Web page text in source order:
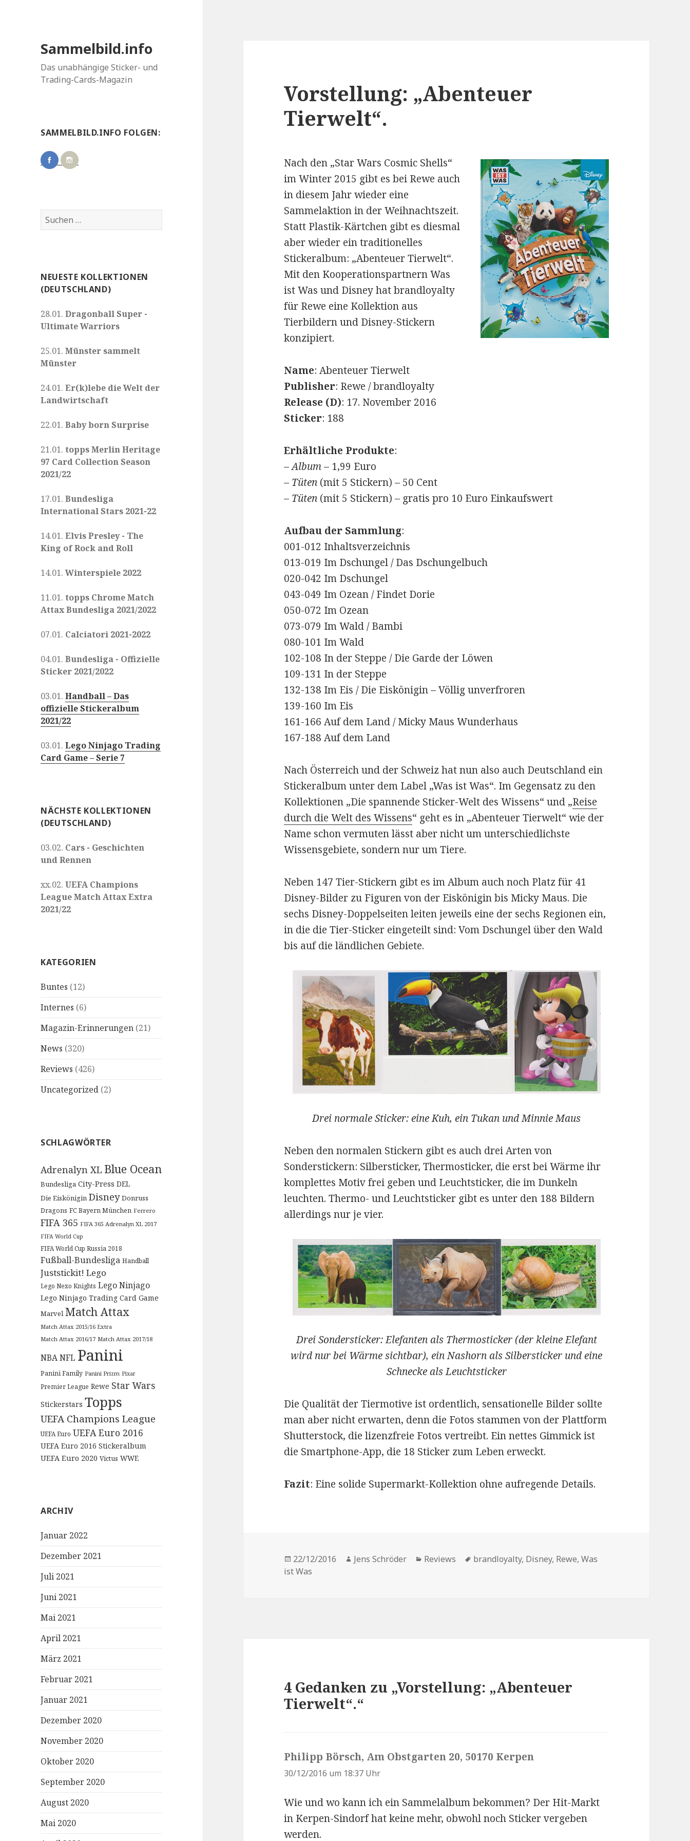
Sammelbild.info
Das unabhängige Sticker- und
Trading-Cards-Magazin
SAMMELBILD.INFO FOLGEN:
Suchen
nach:
NEUESTE KOLLEKTIONEN
(DEUTSCHLAND)
28.01.Dragonball Super -
Ultimate Warriors
25.01.Münster sammelt
Münster
24.01.Er(k)lebe die Welt der
Landwirtschaft
22.01.Baby born Surprise
21.01.topps Merlin Heritage
97 Card Collection Season
2021/22
17.01.Bundesliga
International Stars 2021-22
14.01.Elvis Presley - The
King of Rock and Roll
14.01.Winterspiele 2022
11.01.topps Chrome Match
Attax Bundesliga 2021/2022
07.01. Calciatori 2021-2022
04.01.Bundesliga - Offizielle
Sticker 2021/2022
03.01.Handball – Das
offizielle Stickeralbum
2021/22
03.01.Lego Ninjago Trading
Card Game – Serie 7
NÄCHSTE KOLLEKTIONEN
(DEUTSCHLAND)
03.02. Cars - Geschichten
und Rennen
xx.02.UEFA Champions
League Match Attax Extra
2021/22
KATEGORIEN
Buntes (12)
Internes (6)
Magazin-Erinnerungen (21)
News (320)
Reviews (426)
Uncategorized (2)
SCHLAGWÖRTER
Adrenalyn XL Blue Ocean
Bundesliga City-Press DEL
Die Eiskönigin Disney Donruss
Dragons FC Bayern München Ferrero
FIFA 365 FIFA 365 Adrenalyn XL 2017
FIFA World Cup
FIFA World Cup Russia 2018
Fußball-Bundesliga Handball
Juststickit! Lego
Lego Nexo Knights Lego Ninjago
Lego Ninjago Trading Card Game
Marvel Match Attax
Match Attax 2015/16 Extra
Match Attax 2016/17 Match Attax 2017/18
NBANFL Panini
Panini Family Panini Prizm Pixar
Premier League Rewe Star Wars
Stickerstars Topps
UEFA Champions League
UEFA Euro UEFA Euro 2016
UEFA Euro 2016 Stickeralbum
UEFA Euro 2020 Victus WWE
ARCHIV
Januar 2022
Dezember 2021
Juli 2021
Juni 2021
Mai 2021
April 2021
März 2021
Februar 2021
Januar 2021
Dezember 2020
November 2020
Oktober 2020
September 2020
August 2020
Mai 2020
Vorstellung: „Abenteuer
Tierwelt“.
Nach den „Star Wars Cosmic Shells“
im Winter 2015 gibt es bei Rewe auch
in diesem Jahr wieder eine
Sammelaktion in der Weihnachtszeit.
Statt Plastik-Kärtchen gibt es diesmal
aber wieder ein traditionelles
Stickeralbum: „Abenteuer Tierwelt“.
Mit den Kooperationspartnern Was
ist Was und Disney hat brandloyalty
für Rewe eine Kollektion aus
Tierbildern und Disney-Stickern
konzipiert.
Name: Abenteuer Tierwelt
Publisher: Rewe / brandloyalty
Release (D): 17. November 2016
Sticker: 188
Erhältliche Produkte:
–Album– 1,99 Euro
– Tüten (mit 5 Stickern) – 50 Cent
– Tüten (mit 5 Stickern) – gratis pro 10 Euro Einkaufswert
Aufbau der Sammlung:
001-012 Inhaltsverzeichnis
013-019 Im Dschungel / Das Dschungelbuch
020-042 Im Dschungel
043-049 Im Ozean / Findet Dorie
050-072 Im Ozean
073-079 Im Wald / Bambi
080-101 Im Wald
102-108 In der Steppe / Die Garde der Löwen
109-131 In der Steppe
132-138 Im Eis / Die Eiskönigin – Völlig unverfroren
139-160 Im Eis
161-166 Auf dem Land / Micky Maus Wunderhaus
167-188 Auf dem Land
Nach Österreich und der Schweiz hat nun also auch Deutschland ein
Stickeralbum unter dem Label „Was ist Was“. Im Gegensatz zu den
Kollektionen „Die spannende Sticker-Welt des Wissens“ und „Reise
durch die Welt des Wissens“ geht es in „Abenteuer Tierwelt“ wie der
Name schon vermuten lässt aber nicht um unterschiedlichste
Wissensgebiete, sondern nur um Tiere.
Neben 147 Tier-Stickern gibt es im Album auch noch Platz für 41
Disney-Bilder zu Figuren von der Eiskönigin bis Micky Maus. Die
sechs Disney-Doppelseiten leiten jeweils eine der sechs Regionen ein,
in die die Tier-Sticker eingeteilt sind: Vom Dschungel über den Wald
bis auf die ländlichen Gebiete.
Drei normale Sticker: eine Kuh, ein Tukan und Minnie Maus
Neben den normalen Stickern gibt es auch drei Arten von
Sonderstickern: Silbersticker, Thermosticker, die erst bei Wärme ihr
komplettes Motiv frei geben und Leuchtsticker, die im Dunkeln
leuchten. Thermo- und Leuchtsticker gibt es unter den 188 Bildern
allerdings nur je vier.
Drei Sondersticker: Elefanten als Thermosticker (der kleine Elefant
wird nur bei Wärme sichtbar), ein Nashorn als Silbersticker und eine
Schnecke als Leuchtsticker
Die Qualität der Tiermotive ist ordentlich, sensationelle Bilder sollte
man aber nicht erwarten, denn die Fotos stammen von der Plattform
Shutterstock, die lizenzfreie Fotos vertreibt. Ein nettes Gimmick ist
die Smartphone-App, die 18 Sticker zum Leben erweckt.
Fazit: Eine solide Supermarkt-Kollektion ohne aufregende Details.
Veröffentlicht
am
22/12/2016 Autor
Jens Schröder Kategorien
Reviews Schlagwörter
brandloyalty, Disney, Rewe,Was
ist Was
4 Gedanken zu „Vorstellung: „Abenteuer
Tierwelt“.“
Philipp Börsch, Am Obstgarten 20, 50170 Kerpen
t
:
30/12/2016 um 18:37 Uhr
Wie und wo kann ich ein Sammelalbum bekommen? Der Hit-Markt
in Kerpen-Sindorf hat keine mehr, obwohl noch Sticker vergeben
werden.